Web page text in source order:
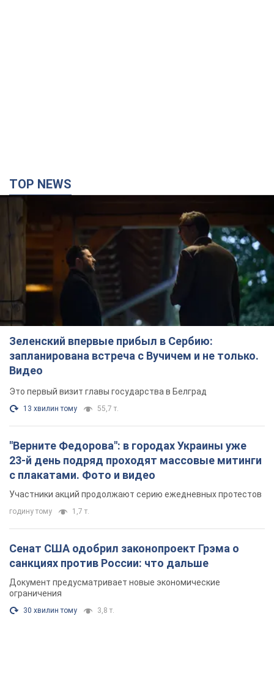
TOP NEWS
Зеленский впервые прибыл в Сербию:
запланирована встреча с Вучичем и не только.
Видео
Это первый визит главы государства в Белград
13 хвилин тому 55,7 т.
"Верните Федорова": в городах Украины уже
23-й день подряд проходят массовые митинги
с плакатами. Фото и видео
Участники акций продолжают серию ежедневных протестов
годину тому 1,7 т.
Сенат США одобрил законопроект Грэма о
санкциях против России: что дальше
Документ предусматривает новые экономические
ограничения
30 хвилин тому 3,8 т.